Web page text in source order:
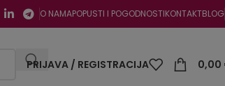
O NAMAPOPUSTI I POGODNOSTIKONTAKTBLOG
PRIJAVA / REGISTRACIJA 0,00